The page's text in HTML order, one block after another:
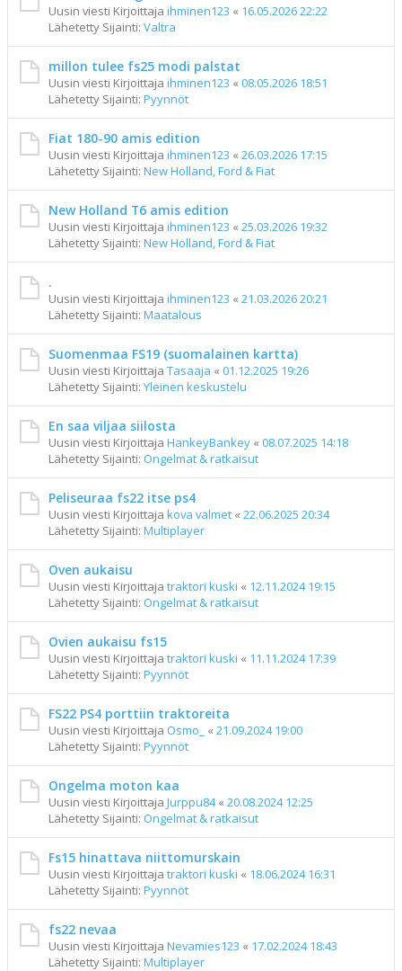
Uusin viesti Kirjoittaja ihminen123 « 16.05.2026 22:22
Lähetetty Sijainti: Valtra
millon tulee fs25 modi palstat
Uusin viesti Kirjoittaja ihminen123 « 08.05.2026 18:51
Lähetetty Sijainti: Pyynnöt
Fiat 180-90 amis edition
Uusin viesti Kirjoittaja ihminen123 « 26.03.2026 17:15
Lähetetty Sijainti: New Holland, Ford & Fiat
New Holland T6 amis edition
Uusin viesti Kirjoittaja ihminen123 « 25.03.2026 19:32
Lähetetty Sijainti: New Holland, Ford & Fiat
.
Uusin viesti Kirjoittaja ihminen123 « 21.03.2026 20:21
Lähetetty Sijainti: Maatalous
Suomenmaa FS19 (suomalainen kartta)
Uusin viesti Kirjoittaja Tasaaja « 01.12.2025 19:26
Lähetetty Sijainti: Yleinen keskustelu
En saa viljaa siilosta
Uusin viesti Kirjoittaja HankeyBankey « 08.07.2025 14:18
Lähetetty Sijainti: Ongelmat & ratkaisut
Peliseuraa fs22 itse ps4
Uusin viesti Kirjoittaja kova valmet « 22.06.2025 20:34
Lähetetty Sijainti: Multiplayer
Oven aukaisu
Uusin viesti Kirjoittaja traktori kuski « 12.11.2024 19:15
Lähetetty Sijainti: Ongelmat & ratkaisut
Ovien aukaisu fs15
Uusin viesti Kirjoittaja traktori kuski « 11.11.2024 17:39
Lähetetty Sijainti: Pyynnöt
FS22 PS4 porttiin traktoreita
Uusin viesti Kirjoittaja Osmo_ « 21.09.2024 19:00
Lähetetty Sijainti: Pyynnöt
Ongelma moton kaa
Uusin viesti Kirjoittaja Jurppu84« 20.08.2024 12:25
Lähetetty Sijainti: Ongelmat & ratkaisut
Fs15 hinattava niittomurskain
Uusin viesti Kirjoittaja traktori kuski « 18.06.2024 16:31
Lähetetty Sijainti: Pyynnöt
fs22 nevaa
Uusin viesti Kirjoittaja Nevamies123 « 17.02.2024 18:43
Lähetetty Sijainti: Multiplayer